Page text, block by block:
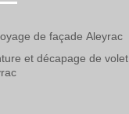
de façade Aleyrac
et décapage de volet